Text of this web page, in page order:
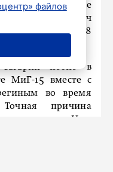
Землю на высоте
около 28 тысяч
всего 108
весь мир.
погиб в
МиГ-15 вместе с
во время
Точная причина
до сих пор. Имя
файлов